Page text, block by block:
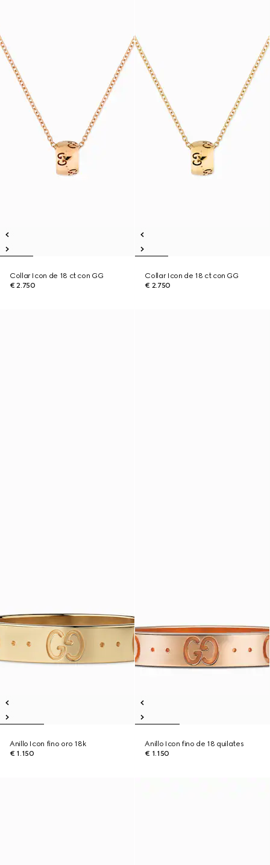
Collar Icon de 18 ct con GG
€ 2.750
Collar Icon de 18 ct con GG
€ 2.750
Anillo Icon fino oro 18k
€ 1.150
Anillo Icon fino de 18 quilates
€ 1.150